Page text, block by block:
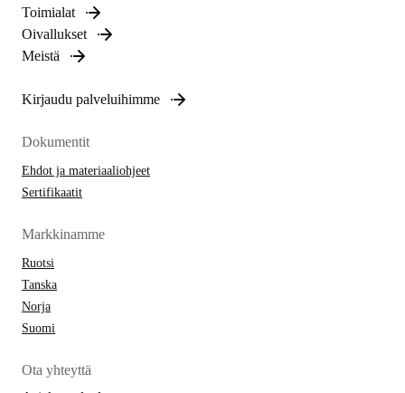
Toimialat
Oivallukset
Meistä
Kirjaudu palveluihimme
Dokumentit
Ehdot ja materiaaliohjeet
Sertifikaatit
Markkinamme
Ruotsi
Tanska
Norja
Suomi
Ota yhteyttä